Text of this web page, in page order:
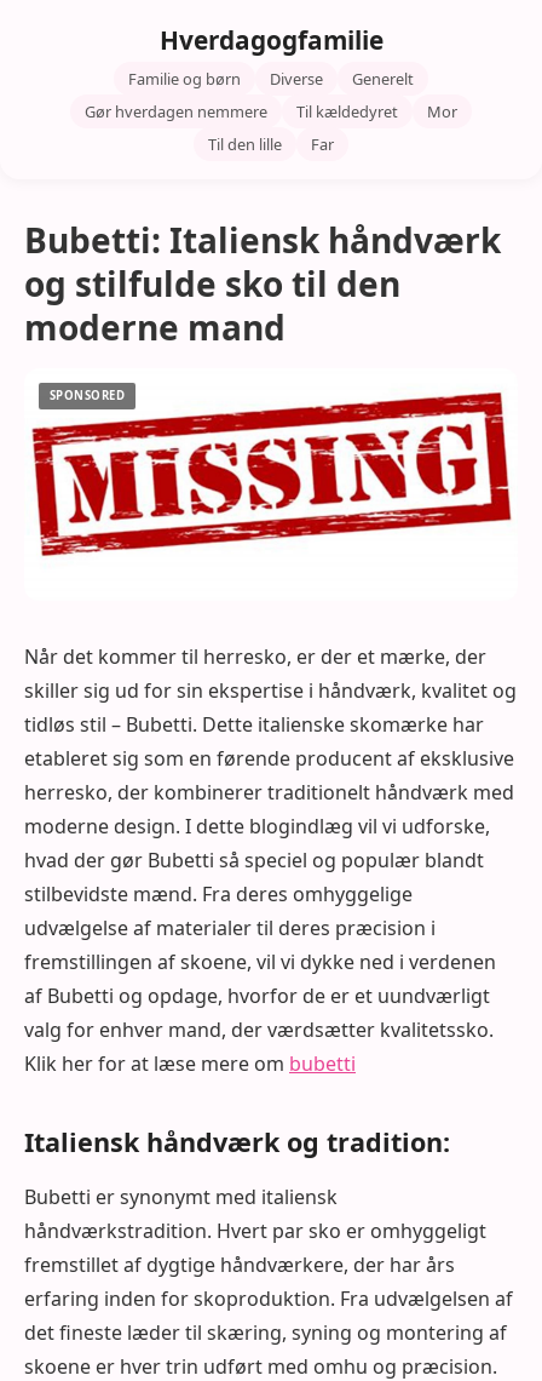
Hverdagogfamilie
Familie og børn Diverse
Generelt
Gør hverdagen nemmere
Til kældedyret
Mor
Til den lille
Far
Bubetti: Italiensk håndværk
og stilfulde sko til den
moderne mand
Når det kommer til herresko, er der et mærke, der
skiller sig ud for sin ekspertise i håndværk, kvalitet og
tidløs stil – Bubetti. Dette italienske skomærke har
etableret sig som en førende producent af eksklusive
herresko, der kombinerer traditionelt håndværk med
moderne design. I dette blogindlæg vil vi udforske,
hvad der gør Bubetti så speciel og populær blandt
stilbevidste mænd. Fra deres omhyggelige
udvælgelse af materialer til deres præcision i
fremstillingen af skoene, vil vi dykke ned i verdenen
af Bubetti og opdage, hvorfor de er et uundværligt
valg for enhver mand, der værdsætter kvalitetssko.
Klik her for at læse mere om bubetti
Italiensk håndværk og tradition:
Bubetti er synonymt med italiensk
håndværkstradition. Hvert par sko er omhyggeligt
fremstillet af dygtige håndværkere, der har års
erfaring inden for skoproduktion. Fra udvælgelsen af
det fineste læder til skæring, syning og montering af
skoene er hver trin udført med omhu og præcision.